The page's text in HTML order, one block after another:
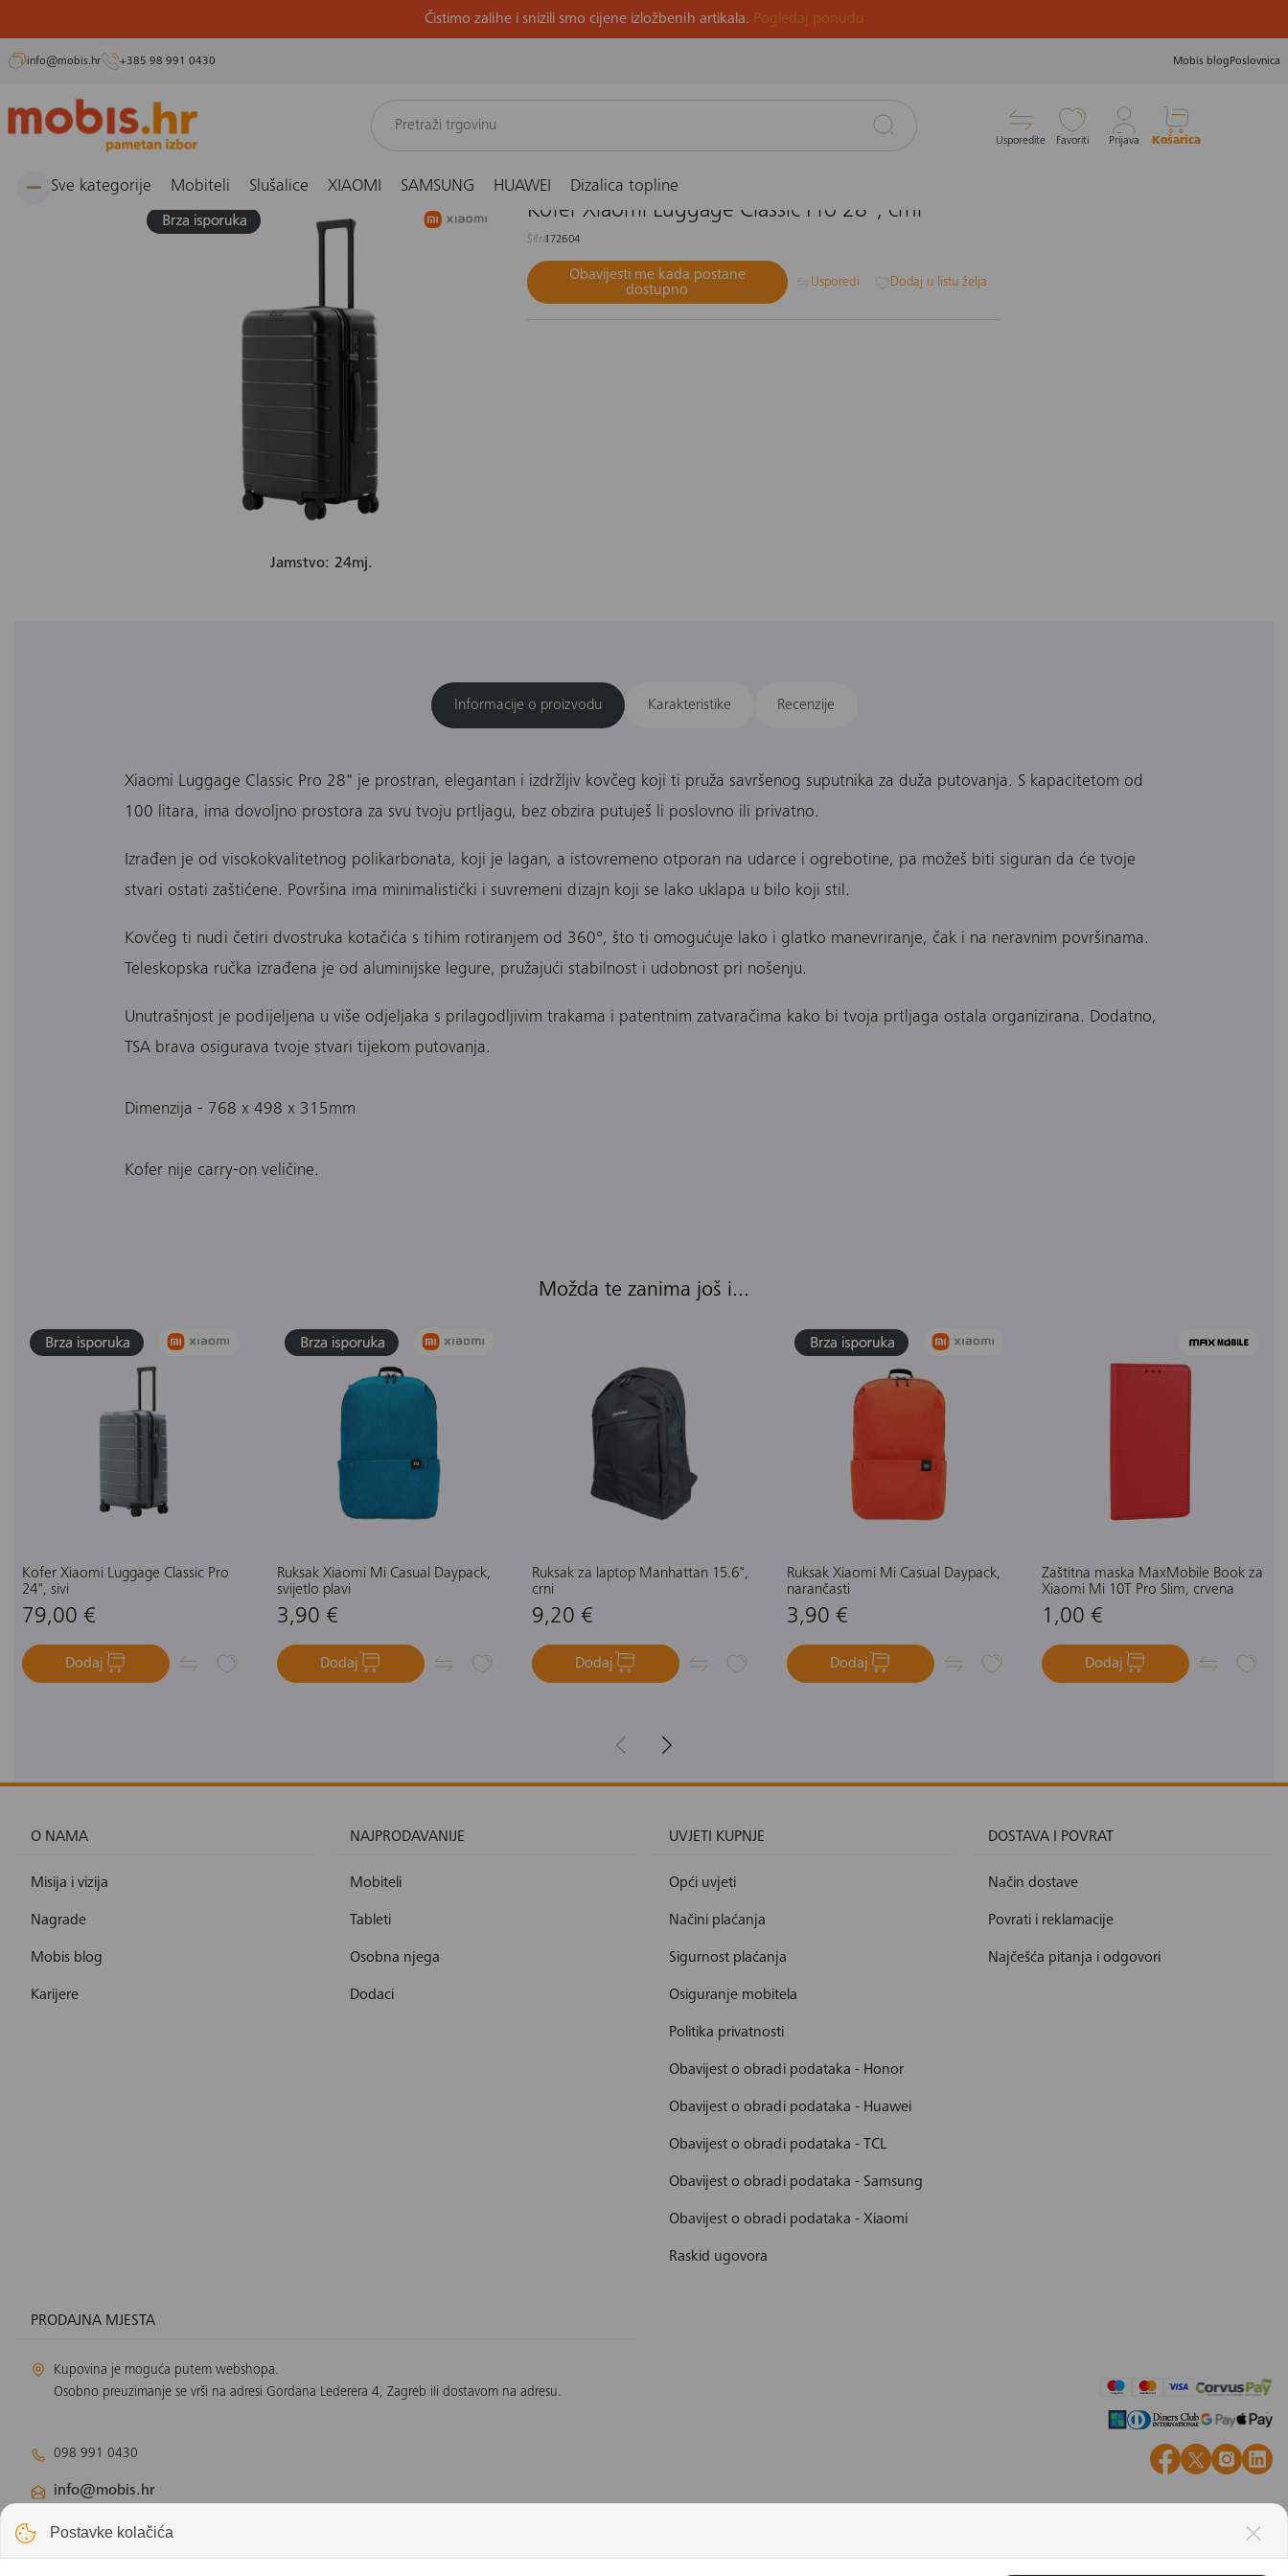
Preskoči
Čistimo zalihe i snizili smo cijene izložbenih artikala. Pogledaj ponudu
info@mobis.hr +385 98 991 0430 Mobis blog Poslovnica
Usporedite Favoriti Prijava Košarica
Sve kategorije Mobiteli Slušalice XIAOMI SAMSUNG HUAWEI Dizalica topline
Električni romobili i dodatna oprema
Jamstvo: 24mj.
Kofer Xiaomi Luggage Classic Pro 28", crni
Šifra172604
Obavijesti me kada postane
dostupno
Usporedi Dodaj u listu želja
Informacije o proizvodu Karakteristike Recenzije
Xiaomi Luggage Classic Pro 28" je prostran, elegantan i izdržljiv kovčeg koji ti pruža savršenog suputnika za duža putovanja. S kapacitetom od
100 litara, ima dovoljno prostora za svu tvoju prtljagu, bez obzira putuješ li poslovno ili privatno.
Izrađen je od visokokvalitetnog polikarbonata, koji je lagan, a istovremeno otporan na udarce i ogrebotine, pa možeš biti siguran da će tvoje
stvari ostati zaštićene. Površina ima minimalistički i suvremeni dizajn koji se lako uklapa u bilo koji stil.
Kovčeg ti nudi četiri dvostruka kotačića s tihim rotiranjem od 360°, što ti omogućuje lako i glatko manevriranje, čak i na neravnim površinama.
Teleskopska ručka izrađena je od aluminijske legure, pružajući stabilnost i udobnost pri nošenju.
Unutrašnjost je podijeljena u više odjeljaka s prilagodljivim trakama i patentnim zatvaračima kako bi tvoja prtljaga ostala organizirana. Dodatno,
TSA brava osigurava tvoje stvari tijekom putovanja.
Dimenzija - 768 x 498 x 315mm
Kofer nije carry-on veličine.
Možda te zanima još i...
Kofer Xiaomi Luggage Classic Pro
24", sivi
79,00 €
Dodaj
Ruksak Xiaomi Mi Casual Daypack,
svijetlo plavi
3,90 €
Dodaj
Ruksak za laptop Manhattan 15.6",
crni
9,20 €
Dodaj
Ruksak Xiaomi Mi Casual Daypack,
narančasti
3,90 €
Dodaj
Zaštitna maska MaxMobile Book za
Xiaomi Mi 10T Pro Slim, crvena
1,00 €
Dodaj
O NAMA
Misija i vizija
Nagrade
Mobis blog
Karijere
NAJPRODAVANIJE
Mobiteli
Tableti
Osobna njega
Dodaci
UVJETI KUPNJE
Opći uvjeti
Načini plaćanja
Sigurnost plaćanja
Osiguranje mobitela
Politika privatnosti
Obavijest o obradi podataka - Honor
Obavijest o obradi podataka - Huawei
Obavijest o obradi podataka - TCL
Obavijest o obradi podataka - Samsung
Obavijest o obradi podataka - Xiaomi
Raskid ugovora
DOSTAVA I POVRAT
Način dostave
Povrati i reklamacije
Najčešća pitanja i odgovori
PRODAJNA MJESTA
Kupovina je moguća putem webshopa.
Osobno preuzimanje se vrši na adresi Gordana Lederera 4, Zagreb ili dostavom na adresu.
098 991 0430
info@mobis.hr
Odjel klimatizacije:klimatizacija@mobis.hr
Odjel solarnih panela:
Postavke kolačića